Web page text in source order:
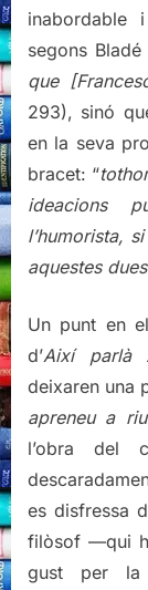
inabordable
segons
que
293), sinó
en la seva
bracet: “
ideacions
l’humorista,
aquestes
Un punt en
d’Així parlà
deixaren una
apreneu a
l’obra del
es disfressa
filòsof —qui
gust per la